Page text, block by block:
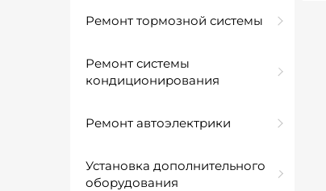
Ремонт тормозной системы
Ремонт системы
кондиционирования
Ремонт автоэлектрики
Установка дополнительного
оборудования